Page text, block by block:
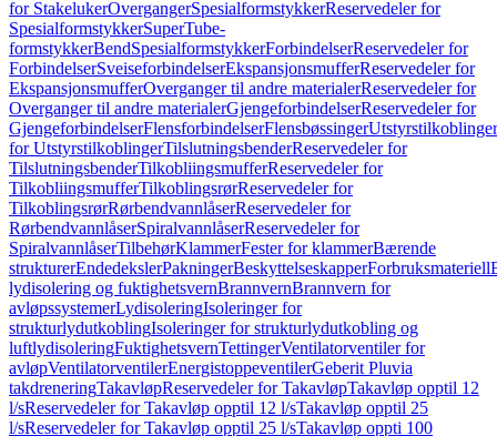
for StakelukerOvergangerSpesialformstykkerReservedeler for
SpesialformstykkerSuperTube-
formstykkerBendSpesialformstykkerForbindelserReservedeler for
ForbindelserSveiseforbindelserEkspansjonsmufferReservedeler for
EkspansjonsmufferOverganger til andre materialerReservedeler for
Overganger til andre materialerGjengeforbindelserReservedeler for
GjengeforbindelserFlensforbindelserFlensbøssingerUtstyrstilkoblinger
for UtstyrstilkoblingerTilslutningsbenderReservedeler for
TilslutningsbenderTilkobliingsmufferReservedeler for
TilkobliingsmufferTilkoblingsrørReservedeler for
TilkoblingsrørRørbendvannlåserReservedeler for
RørbendvannlåserSpiralvannlåserReservedeler for
SpiralvannlåserTilbehørKlammerFester for klammerBærende
strukturerEndedekslerPakningerBeskyttelseskapperForbruksmateriell
lydisolering og fuktighetsvernBrannvernBrannvern for
avløpssystemerLydisoleringIsoleringer for
strukturlydutkoblingIsoleringer for strukturlydutkobling og
luftlydisoleringFuktighetsvernTettingerVentilatorventiler for
avløpVentilatorventilerEnergistoppeventilerGeberit Pluvia
takdreneringTakavløpReservedeler for TakavløpTakavløp opptil 12
l/sReservedeler for Takavløp opptil 12 l/sTakavløp opptil 25
l/sReservedeler for Takavløp opptil 25 l/sTakavløp oppti 100